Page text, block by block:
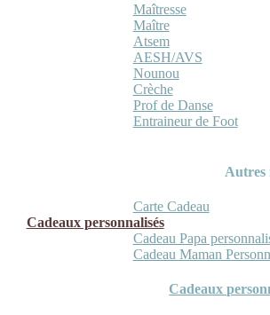
Maîtresse
Maître
Atsem
AESH/AVS
Nounou
Crèche
Prof de Danse
Entraineur de Foot
Autres
Carte Cadeau
Cadeaux personnalisés
Cadeau Papa
Cadeau Maman
Cadeaux